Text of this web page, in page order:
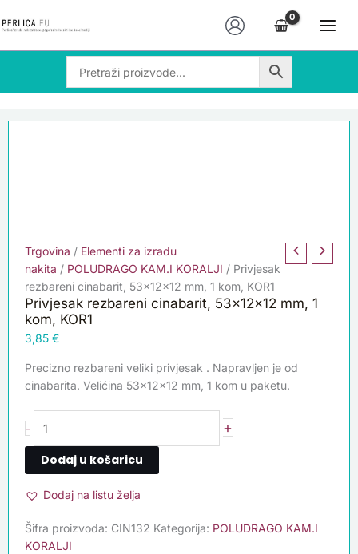
to
Trgovina / Elementi za izradu
nakita / POLUDRAGO KAM.I KORALJI / Privjesak
rezbareni cinabarit, 53x12x12 mm, 1 kom, KOR1
Privjesak rezbareni cinabarit, 53x12x12 mm, 1
kom, KOR1
3,85 €
Precizno rezbareni veliki privjesak . Napravljen je od
cinabarita. Velićina 53x12x12 mm, 1 kom u paketu.
-
rezbareni
53x12x12
1
+
Dodaj u košaricu
Dodaj na listu želja
Šifra proizvoda: CIN132 Kategorija: POLUDRAGO KAM.I
KORALJI